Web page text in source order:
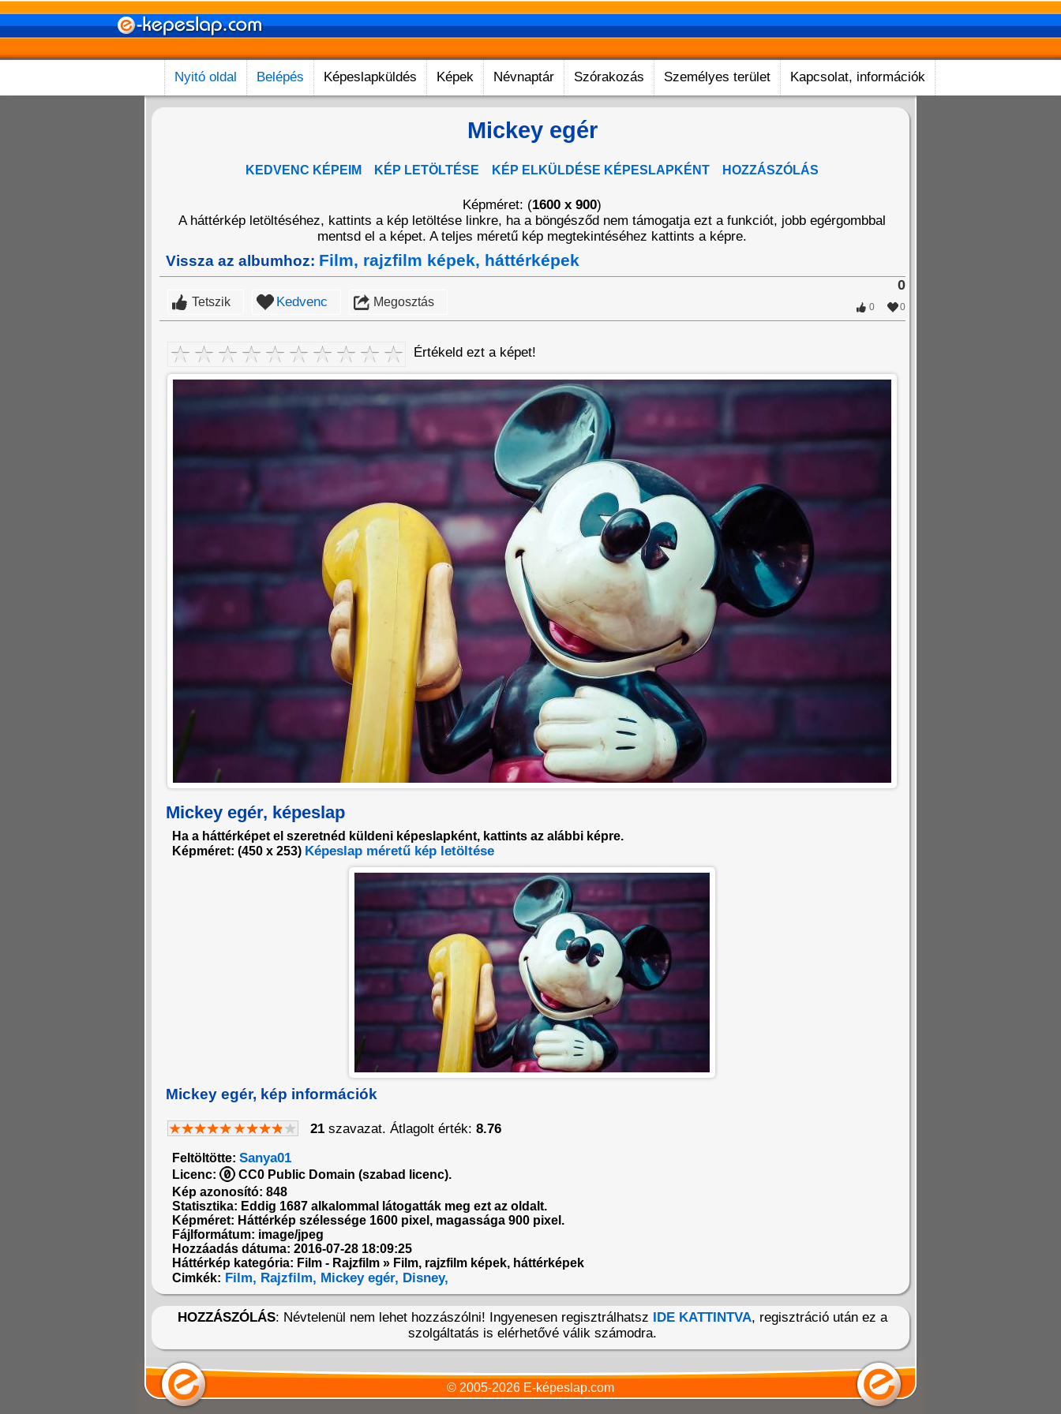
Nyitó oldal Belépés Képeslapküldés Képek Névnaptár Szórakozás Személyes terület Kapcsolat, információk
Mickey egér
KEDVENC KÉPEIM KÉP LETÖLTÉSE KÉP ELKÜLDÉSE KÉPESLAPKÉNT HOZZÁSZÓLÁS
Képméret: (1600 x 900)
A háttérkép letöltéséhez, kattints a kép letöltése linkre, ha a böngésződ nem támogatja ezt a funkciót, jobb egérgombbal
mentsd el a képet. A teljes méretű kép megtekintéséhez kattints a képre.
Vissza az albumhoz: Film, rajzfilm képek, háttérképek
Tetszik Kedvenc Megosztás
0
0
0
Értékeld ezt a képet!
Mickey egér, képeslap
Ha a háttérképet el szeretnéd küldeni képeslapként, kattints az alábbi képre.
Képméret: (450 x 253) Képeslap méretű kép letöltése
Mickey egér, kép információk
21 szavazat. Átlagolt érték: 8.76
Feltöltötte: Sanya01
Licenc:
CC0 Public Domain (szabad licenc).
Kép azonosító: 848
Statisztika: Eddig 1687 alkalommal látogatták meg ezt az oldalt.
Képméret: Háttérkép szélessége 1600 pixel, magassága 900 pixel.
Fájlformátum: image/jpeg
Hozzáadás dátuma: 2016-07-28 18:09:25
Háttérkép kategória: Film - Rajzfilm » Film, rajzfilm képek, háttérképek
Cimkék: Film, Rajzfilm, Mickey egér, Disney,
HOZZÁSZÓLÁS: Névtelenül nem lehet hozzászólni! Ingyenesen regisztrálhatsz IDE KATTINTVA, regisztráció után ez a
szolgáltatás is elérhetővé válik számodra.
© 2005-2026 E-képeslap.com